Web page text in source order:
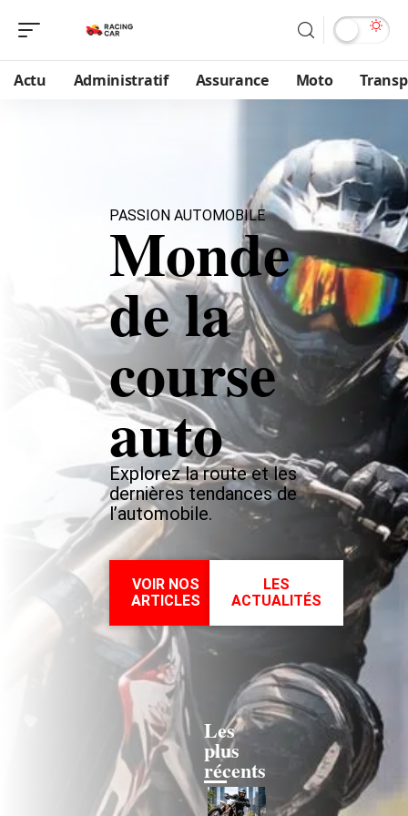
Actu Administratif Assurance Moto
PASSION AUTOMOBILE
Monde
de la
course
auto
Explorez la route et les
dernières tendances de
l’automobile.
VOIR NOS
ARTICLES
LES
ACTUALITÉS
Les
plus
récents